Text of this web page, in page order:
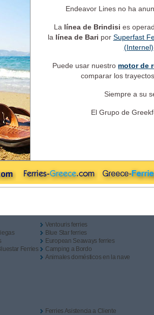
- Grecia Ferries Reservas online
costo del ticket, información y servicios de ferry
Ida + Vuelta
Ferries
Ventouris ferries
Blue Star ferries
European Seaways ferries
Camping a Bordo
Animales domésticos en la nave
Ferries Asistencia a Cliente
Endeavor Lines no ha
La línea de Brindisi es
la línea de Bari por Superfast
(Internel)
Puede usar nuestro motor de
comparar los
Siempre a su
El Grupo de